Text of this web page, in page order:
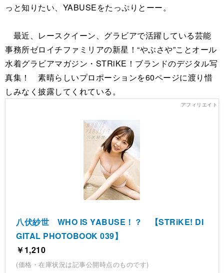
っと知りたい、YABUSEをたっぷりとーー。
最近、レースクイーン、グラビアで活躍している芸能
事務所ゼロイチファミリアの新星！“やぶさや”ことオール
水着グラビアマガジン・STRiKE！ブランドのデジタル写
真集！ 素晴らしいプロポーションを60ページに渡り惜
しみなく披露してくれている。
八伏紗世 WHO IS YABUSE！？ 【STRiKE! DI
GITAL PHOTOBOOK 039】
￥1,210
(価格・在庫状況は記事公開時点のものです)